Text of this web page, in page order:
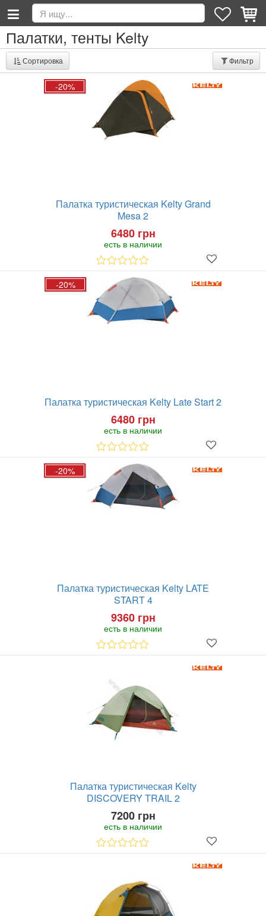
Палатки, тенты Kelty
Сортировка Фильтр
-20%
Палатка туристическая Kelty Grand
Mesa 2
6480 грн
есть в наличии
-20%
Палатка туристическая Kelty Late Start 2
6480 грн
есть в наличии
-20%
Палатка туристическая Kelty LATE
START 4
9360 грн
есть в наличии
Палатка туристическая Kelty
DISCOVERY TRAIL 2
7200 грн
есть в наличии